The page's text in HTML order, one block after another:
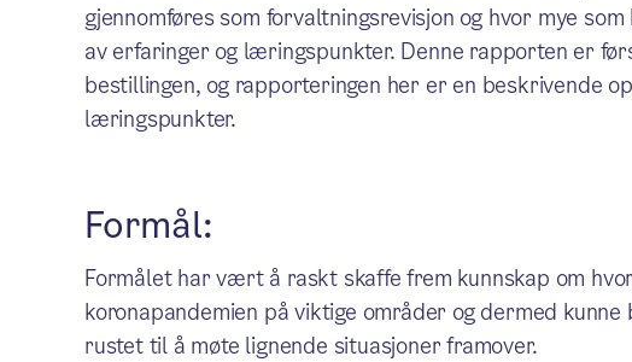
gjennomføres som forvaltningsrevisjon og hvor mye
av erfaringer og læringspunkter. Denne rapporten er
bestillingen, og rapporteringen her er en beskrivende
læringspunkter.
Formål:
Formålet har vært å raskt skaffe frem kunnskap om
koronapandemien på viktige områder og dermed
rustet til å møte lignende situasjoner framover.